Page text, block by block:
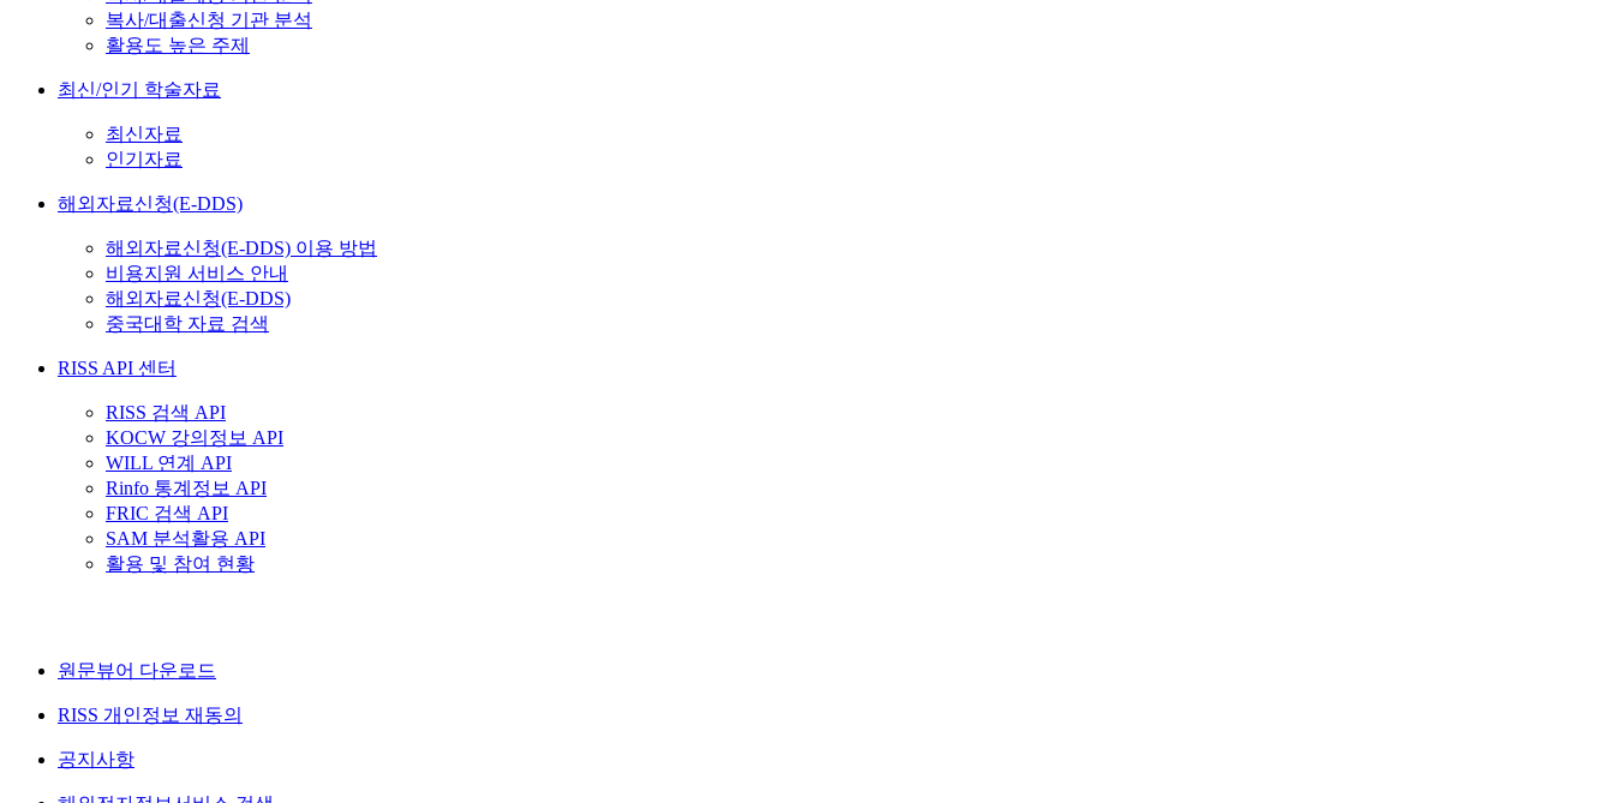
복사/대출신청 기관 분석
활용도 높은 주제
최신/인기 학술자료
최신자료
인기자료
해외자료신청(E-DDS)
해외자료신청(E-DDS) 이용 방법
비용지원 서비스 안내
해외자료신청(E-DDS)
중국대학 자료 검색
RISS API 센터
RISS 검색 API
KOCW 강의정보 API
WILL 연계 API
Rinfo 통계정보 API
FRIC 검색 API
SAM 분석활용 API
활용 및 참여 현황
원문뷰어 다운로드
RISS 개인정보 재동의
공지사항